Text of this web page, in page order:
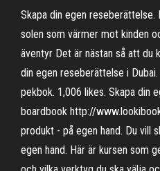
Skapa din egen
solen som värmer mot kinden
äventyr Det är nästan så att du
din egen reseberättelse i Dubai.
pekbok. 1,006 likes. Skapa din
boardbook http://
produkt - på egen hand. Du vill
egen hand. Här är kursen som